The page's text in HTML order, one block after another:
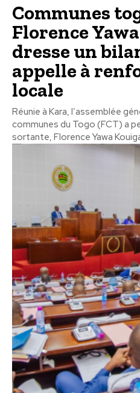
Communes
Florence
dresse un
appelle à
locale
Réunie à Kara, l’assemblée
communes du Togo (FCT) a
sortante, Florence Yawa